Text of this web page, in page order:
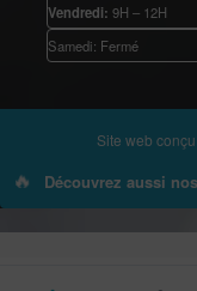
Vendredi: 9H – 12H
Samedi: Fermé
Site web
🔥 Découvrez aussi